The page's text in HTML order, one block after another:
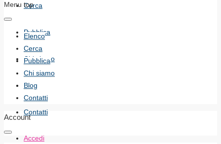
Cerca
Pubblica
Chi siamo
Blog
Contatti
Accedi
Menu top
Elenco
Cerca
Pubblica
Chi siamo
Blog
Contatti
Account